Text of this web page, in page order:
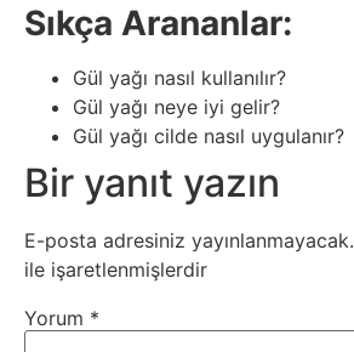
Seo
Sigorta
Sinema
Spor
Tarih
Sıkça Arananlar:
Gül yağı nasıl kullanılır?
Gül yağı neye iyi gelir?
Gül yağı cilde nasıl uygulanır?
Bir yanıt yazın
E-posta adresiniz yayınlanmayacak.
ile işaretlenmişlerdir
Yorum *